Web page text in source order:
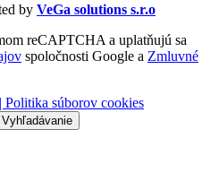
by VeGa solutions s.r.o
reCAPTCHA a uplatňujú sa
spoločnosti Google a Zmluvné
Politika súborov cookies
Vyhľadávanie